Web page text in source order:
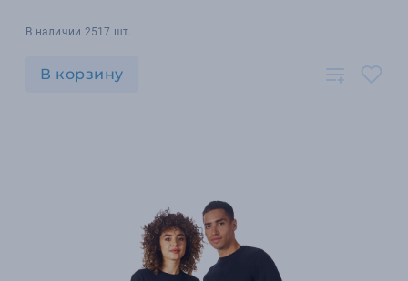
В наличии 2517 шт.
В корзину